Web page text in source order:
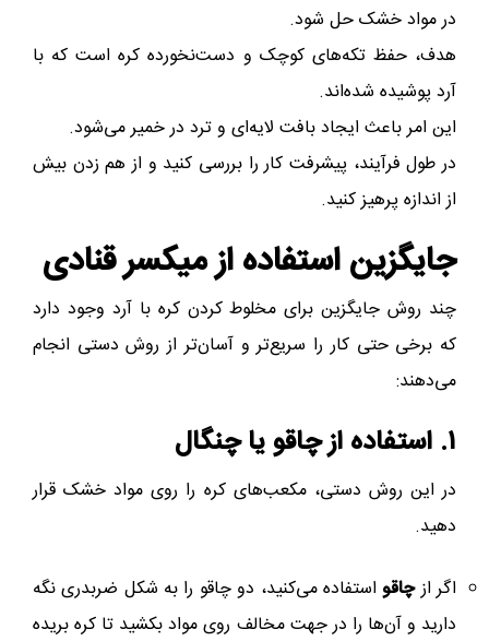
در مواد خشک حل شود.
هدف، حفظ تکه‌های کوچک و دست‌نخورده کره است که با
آرد پوشیده شده‌اند.
این امر باعث ایجاد بافت لایه‌ای و ترد در خمیر می‌شود.
در طول فرآیند، پیشرفت کار را بررسی کنید و از هم زدن بیش
از اندازه پرهیز کنید.
جایگزین‌ استفاده از میکسر قنادی
چند روش جایگزین برای مخلوط کردن کره با آرد وجود دارد
که برخی حتی کار را سریع‌تر و آسان‌تر از روش دستی انجام
می‌دهند:
۱. استفاده از چاقو یا چنگال
در این روش دستی، مکعب‌های کره را روی مواد خشک قرار
دهید.
اگر ازچاقواستفاده می‌کنید، دو چاقو را به شکل ضربدری نگه‌
دارید و آن‌ها را در جهت مخالف روی مواد بکشید تا کره بریده